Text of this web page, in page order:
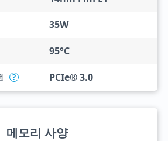
35W
95°C
? PCIe® 3.0
메모리 사양